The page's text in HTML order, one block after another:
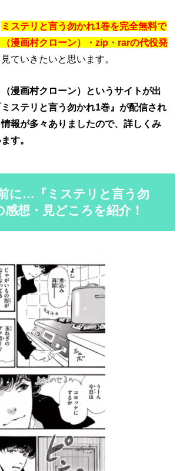
ミステリと言う勿かれ1巻を完全無料で
漫画村クローン）・zip・rarの代役発
ていきたいと思います。
漫画村クローン）というサイトが出
ステリと言う勿かれ1巻』が配信され
報が多々ありましたので、詳しくみ
す。
に…『ミステリと言う勿
想・見どころを紹介！